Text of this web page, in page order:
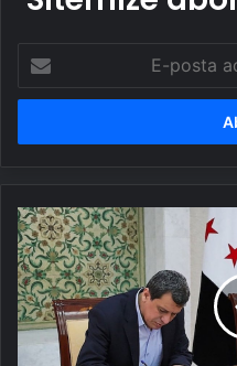
posta
adresinizi
Suriye'deki
gelişmeler
yüzünden
kafalar
karışık...
AKP'li